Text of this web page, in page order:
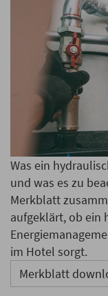
Was ein
und was es zu
Merkblatt
aufgeklärt, ob ein
im Hotel sorgt.
Merkblatt